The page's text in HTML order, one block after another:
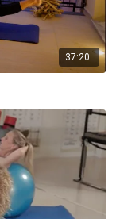
37:20